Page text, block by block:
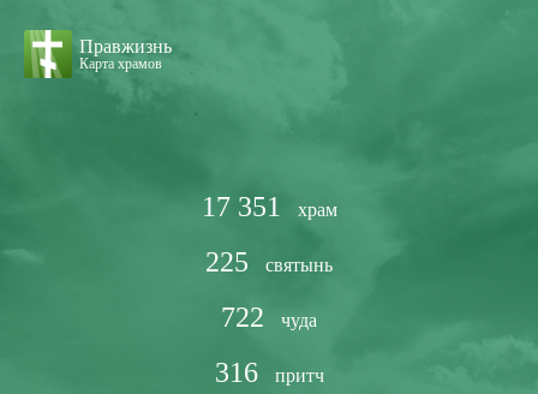
Правжизнь
Карта храмов
17 351 храм
225 святынь
722 чуда
316 притч